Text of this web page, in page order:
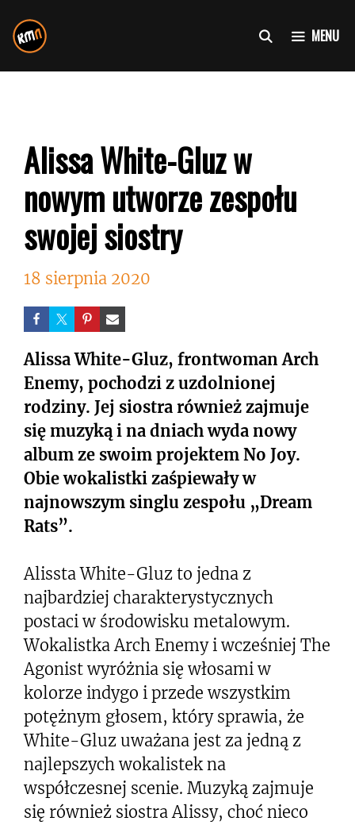
do
treści
MENU
Alissa White-Gluz w
nowym utworze zespołu
swojej siostry
18 sierpnia 2020
Alissa White-Gluz, frontwoman Arch
Enemy, pochodzi z uzdolnionej
rodziny. Jej siostra również zajmuje
się muzyką i na dniach wyda nowy
album ze swoim projektem No Joy.
Obie wokalistki zaśpiewały w
najnowszym singlu zespołu „Dream
Rats”.
Alissta White-Gluz to jedna z
najbardziej charakterystycznych
postaci w środowisku metalowym.
Wokalistka Arch Enemy i wcześniej The
Agonist wyróżnia się włosami w
kolorze indygo i przede wszystkim
potężnym głosem, który sprawia, że
White-Gluz uważana jest za jedną z
najlepszych wokalistek na
współczesnej scenie. Muzyką zajmuje
się również siostra Alissy, choć nieco